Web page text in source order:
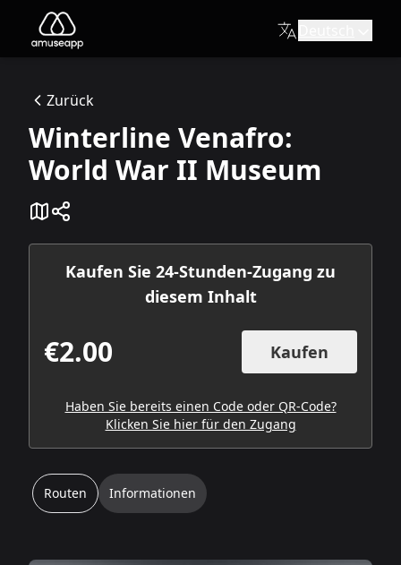
Vico redenzione, Palazzo De Utris, 86079, Venafro IS
Available itineraries
Eine Reise zu den Schauplätzen und Ereignissen des
Zurück
Winterline Venafro:
World War II Museum
Kaufen Sie 24-Stunden-Zugang zu
diesem Inhalt
€2.00 Kaufen
Haben Sie bereits einen Code oder QR-Code?
Klicken Sie hier für den Zugang
Routen Informationen